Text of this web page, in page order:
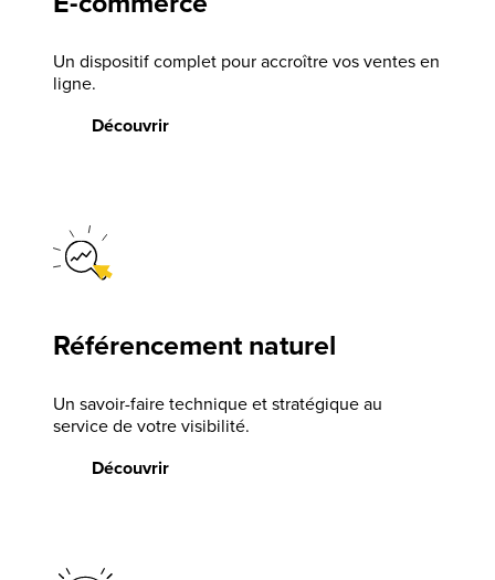
Un dispositif complet pour accroître vos ventes en
ligne.
Découvrir
Référencement naturel
Un savoir-faire technique et stratégique au
service de votre visibilité.
Découvrir